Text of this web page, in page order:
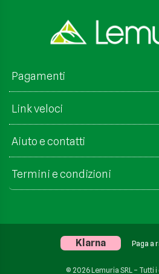
Pagamenti
Link veloci
Aiuto e contatti
Termini e condizioni
Klarna Paga a
© 2026 Lemuria SRL – Tutti